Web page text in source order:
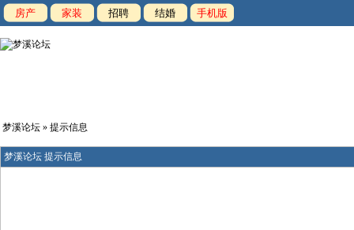
房产 家装 招聘 结婚 手机版
梦溪论坛 » 提示信息
梦溪论坛 提示信息